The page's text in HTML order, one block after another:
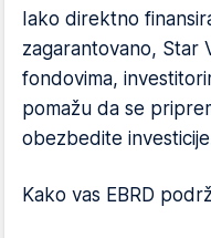
Iako direktno
zagarantovano, Star
fondovima,
pomažu da se
obezbedite
Kako vas EBRD